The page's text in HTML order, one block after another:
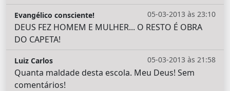
05-03-2013 às 23:10
Evangélico consciente!
DEUS FEZ HOMEM E MULHER... O RESTO É OBRA
DO CAPETA!
05-03-2013 às 21:58
Luiz Carlos
Quanta maldade desta escola. Meu Deus! Sem
comentários!